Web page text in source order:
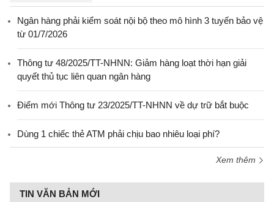
Ngân hàng phải kiểm soát nội bộ theo mô hình 3 tuyến bảo vệ
từ 01/7/2026
Thông tư 48/2025/TT-NHNN: Giảm hàng loạt thời hạn giải
quyết thủ tục liên quan ngân hàng
Điểm mới Thông tư 23/2025/TT-NHNN về dự trữ bắt buộc
Dùng 1 chiếc thẻ ATM phải chịu bao nhiêu loại phí?
Xem thêm
TIN VĂN BẢN MỚI